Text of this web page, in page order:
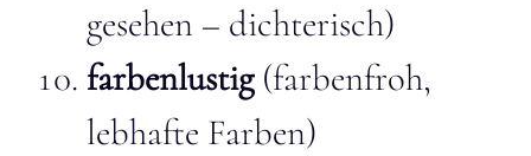
gesehen – dichterisch)
farbenlustig(farbenfroh,
lebhafte Farben)